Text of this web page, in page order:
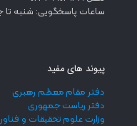
ساعات پاسخگویی: شنبه تا چهارشنبه از 8
پیوند های مفید
دفتر مقام معظم رهبری
دفتر ریاست جمهوری
وزارت علوم تحقیقات و